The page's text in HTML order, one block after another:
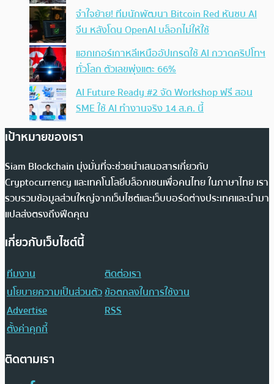
จำใจย้าย! ทีมนักพัฒนา Bitcoin Red หันซบ AI
จีน หลังโดน OpenAI บล็อกไม่ให้ใช้
แฮกเกอร์เกาหลีเหนืออัปเกรดใช้ AI กวาดคริปโทฯ
ทั่วโลก ตัวเลขพุ่งแตะ 66%
AI Future Ready #2 จัด Workshop ฟรี สอน
SME ใช้ AI ทำงานจริง 14 ส.ค. นี้
เป้าหมายของเรา
Siam Blockchain มุ่งมั่นที่จะช่วยนำเสนอสารเกี่ยวกับ
Cryptocurrency และเทคโนโลยีบล็อกเชนเพื่อคนไทย ในภาษาไทย เรา
รวบรวมข้อมูลส่วนใหญ่จากเว็บไซต์และเว็บบอร์ดต่างประเทศและนำมา
แปลส่งตรงถึงฟีดคุณ
เกี่ยวกับเว็บไซต์นี้
ทีมงาน
ติดต่อเรา
นโยบายความเป็นส่วนตัวข้อตกลงในการใช้งาน
Advertise
RSS
ตั้งค่าคุกกี้
ติดตามเรา